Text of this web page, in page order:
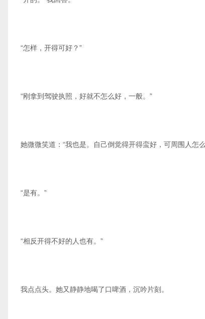
“怎样，开得可好？”
“刚拿到驾驶执照，好就不怎么好，一般。”
她微微笑道：“我也是。自己倒觉得开得蛮好，可周围人怎
“是有。”
“相反开得不好的人也有。”
我点点头。她又静静地喝了口啤酒，沉吟片刻。